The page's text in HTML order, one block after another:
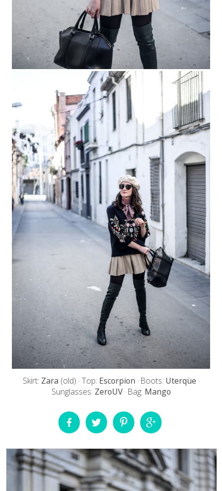
Skirt: Zara (old) · Top: Escorpion · Boots: Uterqüe ·
Sunglasses: ZeroUV· Bag: Mango